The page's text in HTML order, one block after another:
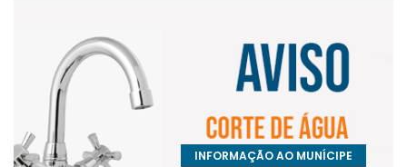
INFORMAÇÃO AO MUNÍCIPE